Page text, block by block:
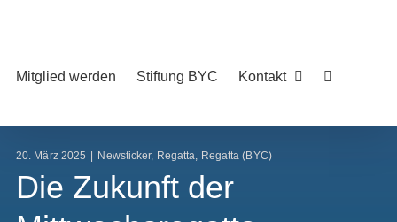
Mitglied werden Stiftung BYC Kontakt
20. März 2025 Newsticker, Regatta, Regatta (BYC)
Die Zukunft der